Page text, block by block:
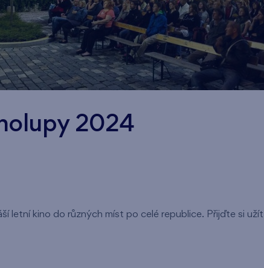
2024
letní kino do různých míst po celé republice. Přijďte si